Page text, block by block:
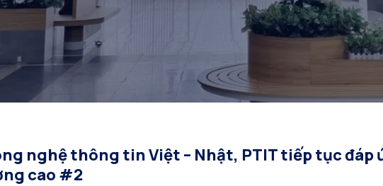
#2
nghệ thông tin Việt – Nhật, PTIT tiếp tục đáp
cao #2